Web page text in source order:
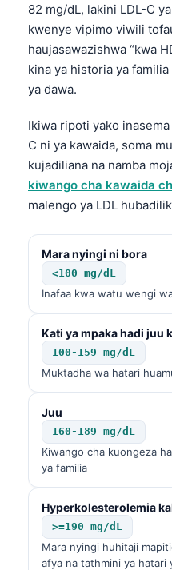
82 mg/dL, lakini LDL-C
kwenye vipimo viwili
haujasawazishwa “kwa
kina ya historia ya
ya dawa.
Ikiwa ripoti yako
C ni ya kawaida, soma
kujadiliana na namba
kiwango cha kawaida
malengo ya LDL
Mara nyingi ni bora
<100 mg/dL
Inafaa kwa watu wengi
Kati ya mpaka hadi juu
100-159 mg/dL
Muktadha wa hatari
Juu
160-189 mg/dL
Kiwango cha kuongeza
ya familia
Hyperkolesterolemia
>=190 mg/dL
Mara nyingi huhitaji
afya na tathmini ya hatari